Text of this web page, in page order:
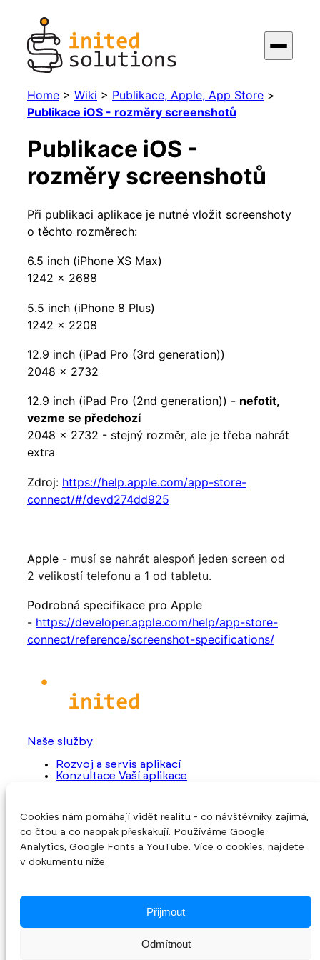
Cookies nám pomáhají vidět realitu - co návštěvníky zajímá,
co čtou a co naopak přeskakují. Používáme Google
Analytics, Google Fonts a YouTube. Více o cookies, najdete
v dokumentu níže.
Přijmout
Odmítnout
Home > Wiki > Publikace, Apple, App Store >
Publikace iOS - rozměry screenshotů
Publikace iOS -
rozměry screenshotů
Při publikaci aplikace je nutné vložit screenshoty
o těchto rozměrech:
6.5 inch (iPhone XS Max)
1242 x 2688
5.5 inch (iPhone 8 Plus)
1242 x 2208
12.9 inch (iPad Pro (3rd generation))
2048 x 2732
12.9 inch (iPad Pro (2nd generation)) - nefotit,
vezme se předchozí
2048 x 2732 - stejný rozměr, ale je třeba nahrát
extra
Zdroj: https://help.apple.com/app-store-
connect/#/devd274dd925
Apple - musí se nahrát alespoň jeden screen od
2 velikostí telefonu a 1 od tabletu.
Podrobná specifikace pro Apple
- https://developer.apple.com/help/app-store-
connect/reference/screenshot-specifications/
Naše služby
Rozvoj a servis aplikací
Konzultace Vaší aplikace
O společnosti
Úvod
O nás
Reference